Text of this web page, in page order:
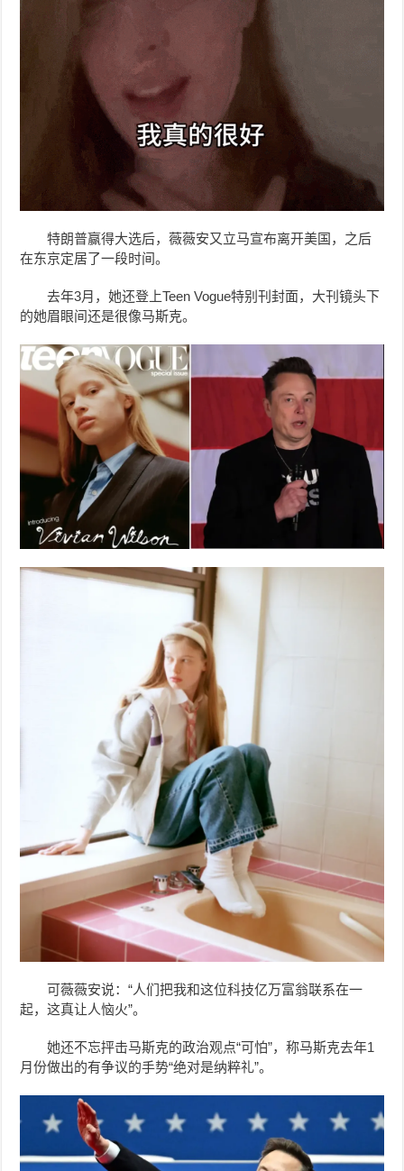
特朗普赢得大选后，薇薇安又立马宣布离开美国，之后
在东京定居了一段时间。
去年3月，她还登上Teen Vogue特别刊封面，大刊镜头下
的她眉眼间还是很像马斯克。
可薇薇安说：“人们把我和这位科技亿万富翁联系在一
起，这真让人恼火”。
她还不忘抨击马斯克的政治观点“可怕”，称马斯克去年1
月份做出的有争议的手势“绝对是纳粹礼”。